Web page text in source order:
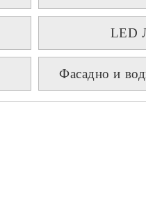
LED
Фасадно и